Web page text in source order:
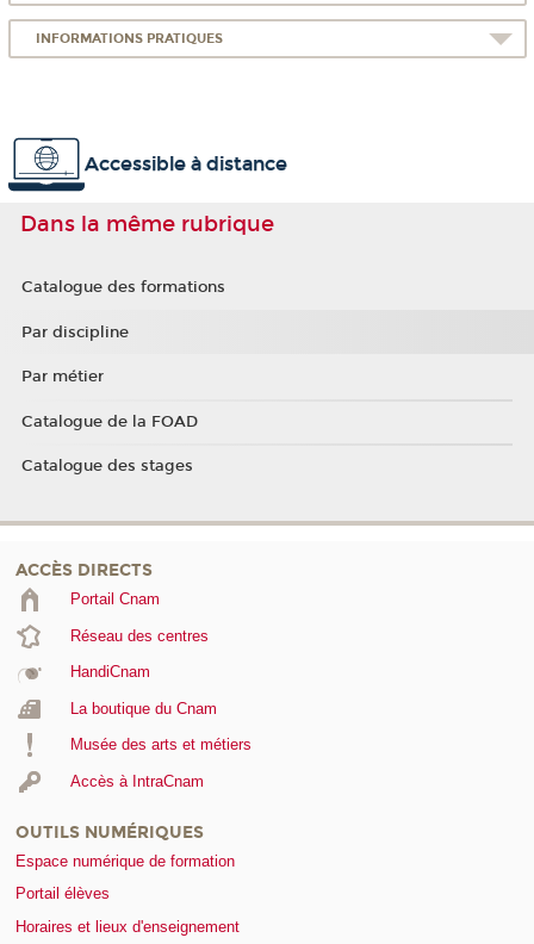
INFORMATIONS PRATIQUES
Accessible à distance
Dans la même rubrique
Catalogue des formations
Par discipline
Par métier
Catalogue de la FOAD
Catalogue des stages
ACCÈS DIRECTS
Portail Cnam
Réseau des centres
HandiCnam
La boutique du Cnam
Musée des arts et métiers
Accès à IntraCnam
OUTILS NUMÉRIQUES
Espace numérique de formation
Portail élèves
Horaires et lieux d'enseignement